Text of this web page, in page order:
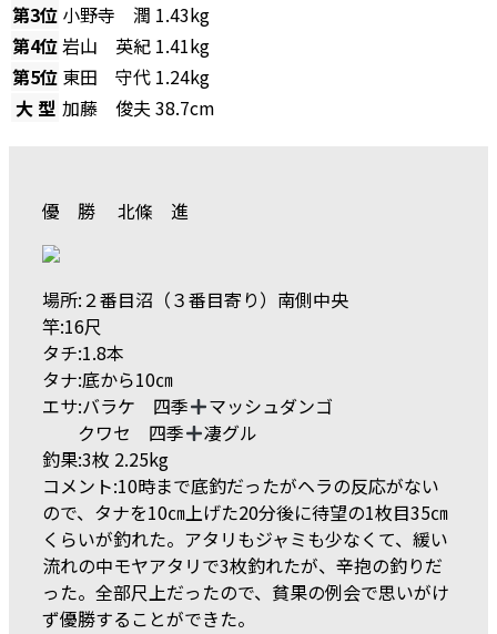
第3位 小野寺 潤 1.43kg
第4位岩山 英紀 1.41kg
第5位 東田 守代 1.24kg
大 型 加藤 俊夫 38.7cm
優 勝 北條 進
場所:２番目沼（３番目寄り）南側中央
竿:16尺
タチ:1.8本
タナ:底から10㎝
エサ:バラケ 四季
マッシュダンゴ
クワセ 四季
凄グル
釣果:3枚 2.25kg
コメント:10時まで底釣だったがヘラの反応がない
ので、タナを10㎝上げた20分後に待望の1枚目35㎝
くらいが釣れた。アタリもジャミも少なくて、緩い
流れの中モヤアタリで3枚釣れたが、辛抱の釣りだ
った。全部尺上だったので、貧果の例会で思いがけ
ず優勝することができた。